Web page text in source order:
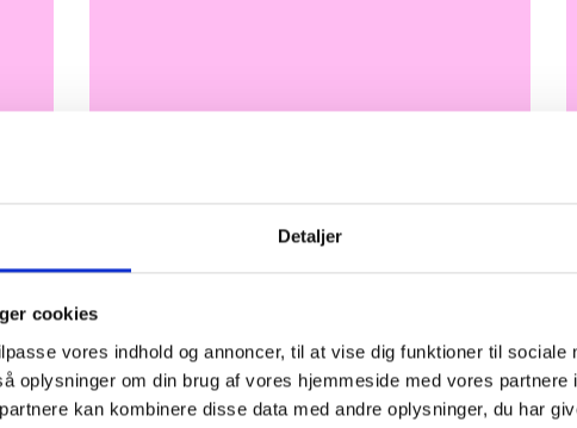
Detaljer
cookies
vores indhold og annoncer, til at vise dig funktioner til sociale
oplysninger om din brug af vores hjemmeside med vores partnere
kan kombinere disse data med andre oplysninger, du har
17. juni 2022
VIDENSBLAD